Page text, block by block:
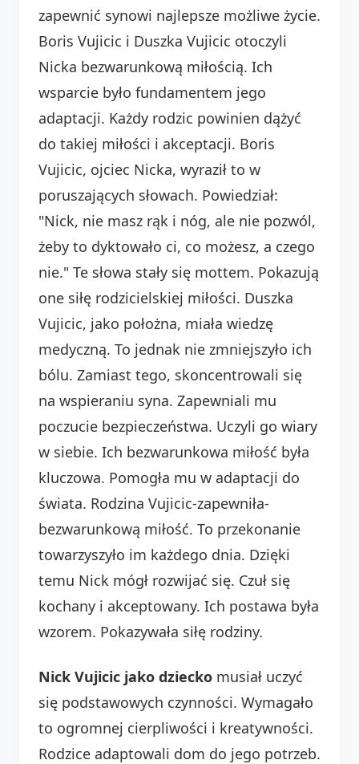
zapewnić synowi najlepsze możliwe życie.
Boris Vujicic i Duszka Vujicic otoczyli
Nicka bezwarunkową miłością. Ich
wsparcie było fundamentem jego
adaptacji. Każdy rodzic powinien dążyć
do takiej miłości i akceptacji. Boris
Vujicic, ojciec Nicka, wyraził to w
poruszających słowach. Powiedział:
"Nick, nie masz rąk i nóg, ale nie pozwól,
żeby to dyktowało ci, co możesz, a czego
nie." Te słowa stały się mottem. Pokazują
one siłę rodzicielskiej miłości. Duszka
Vujicic, jako położna, miała wiedzę
medyczną. To jednak nie zmniejszyło ich
bólu. Zamiast tego, skoncentrowali się
na wspieraniu syna. Zapewniali mu
poczucie bezpieczeństwa. Uczyli go wiary
w siebie. Ich bezwarunkowa miłość była
kluczowa. Pomogła mu w adaptacji do
świata. Rodzina Vujicic-zapewniła-
bezwarunkową miłość. To przekonanie
towarzyszyło im każdego dnia. Dzięki
temu Nick mógł rozwijać się. Czuł się
kochany i akceptowany. Ich postawa była
wzorem. Pokazywała siłę rodziny.
Nick Vujicic jako dziecko musiał uczyć
się podstawowych czynności. Wymagało
to ogromnej cierpliwości i kreatywności.
Rodzice adaptowali dom do jego potrzeb.